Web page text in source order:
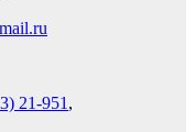
21-951 ,